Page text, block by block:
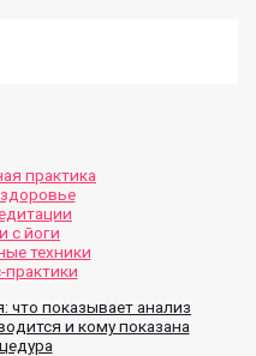
практика
с йоги
техники
практики
показывает анализ
и кому показана